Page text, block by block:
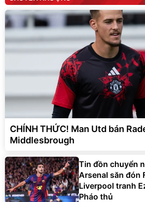
CHÍNH THỨC! Man Utd bán
Middlesbrough
Tin đồn chuyển
Arsenal săn đón
Liverpool tranh
Pháo thủ